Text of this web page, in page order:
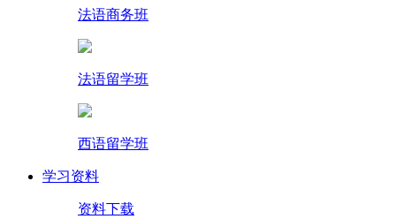
法语商务班
法语留学班
西语留学班
学习资料
资料下载